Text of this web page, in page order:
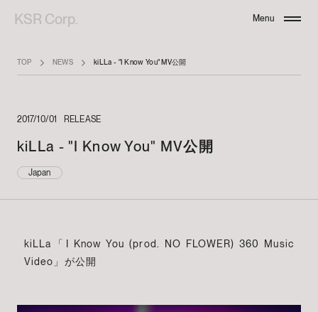
KSR Corp. Menu
TOP NEWS kiLLa - "I Know You" MV公開
2017/10/01 RELEASE
kiLLa - "I Know You" MV公開
Japan
kiLLa「I Know You (prod. NO FLOWER) 360 Music
Video」が公開